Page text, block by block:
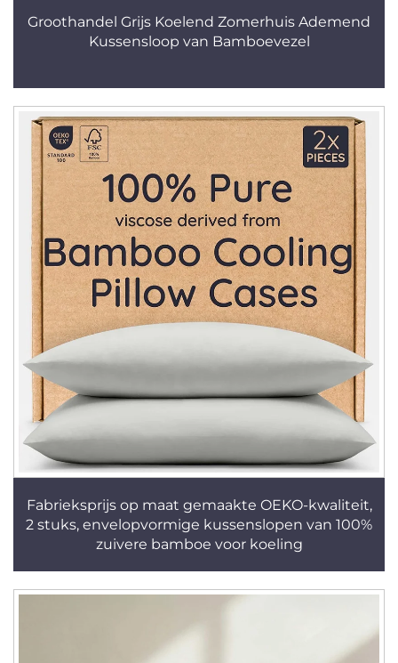
Groothandel Grijs Koelend Zomerhuis Ademend
Kussensloop van Bamboevezel
Fabrieksprijs op maat gemaakte OEKO-kwaliteit,
2 stuks, envelopvormige kussenslopen van 100%
zuivere bamboe voor koeling